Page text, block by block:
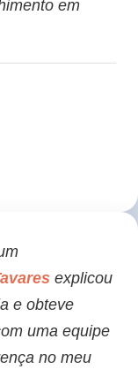
em
explicou
e obteve
uma equipe
no meu